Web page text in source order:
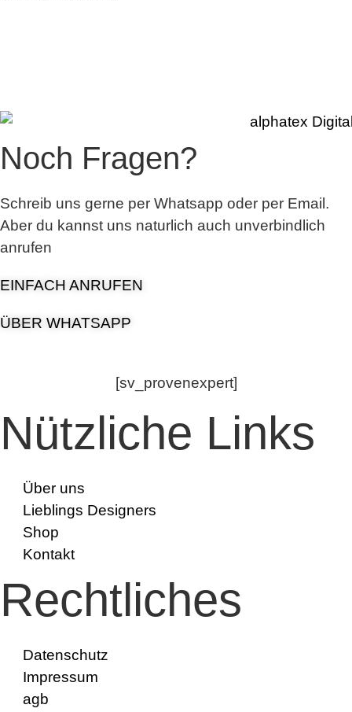
Noch Fragen?
Schreib uns gerne per Whatsapp oder per Email.
Aber du kannst uns naturlich auch unverbindlich
anrufen
EINFACH ANRUFEN
ÜBER WHATSAPP
[sv_provenexpert]
Nützliche Links
Über uns
Lieblings Designers
Shop
Kontakt
Rechtliches
Datenschutz
Impressum
agb